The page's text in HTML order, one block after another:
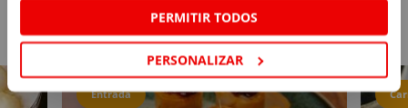
PERMITIR TODOS
PERSONALIZAR
Receitas
Entrada